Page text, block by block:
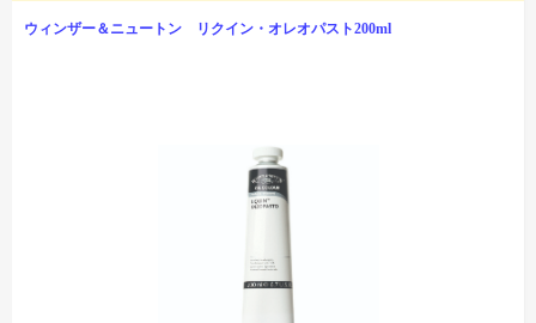
ウィンザー＆ニュートン リクイン・オレオパスト200ml